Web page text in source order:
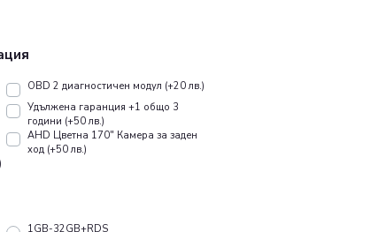
OBD 2 диагностичен модул (+20 лв.)
Удължена гаранция +1 общо 3
години (+50 лв.)
AHD Цветна 170" Камера за заден
ход (+50 лв.)
1GB-32GB+RDS